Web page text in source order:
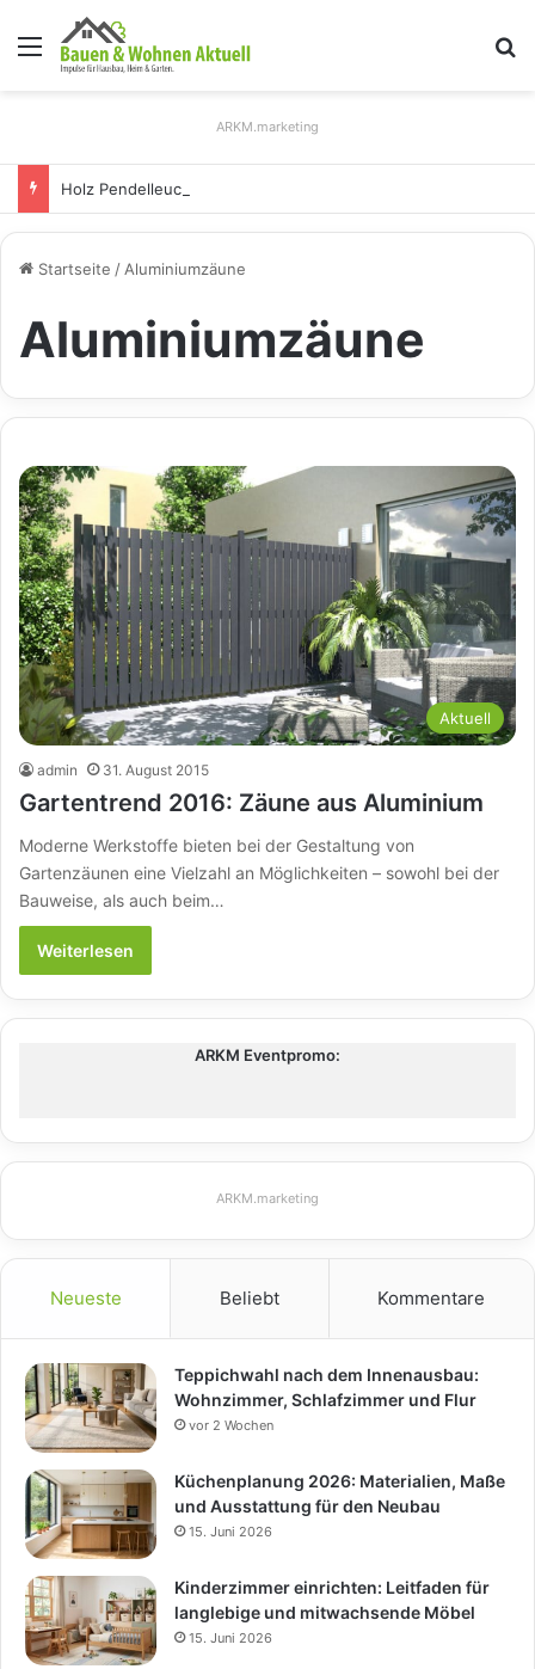
Menü
ARKM.marketing
Startseite / Aluminiumzäune
Aluminiumzäune
Aktuell
admin 31. August 2015
Gartentrend 2016: Zäune aus Aluminium
Moderne Werkstoffe bieten bei der Gestaltung von
Gartenzäunen eine Vielzahl an Möglichkeiten – sowohl bei der
Bauweise, als auch beim…
Weiterlesen
ARKM Eventpromo:
ARKM.marketing
Neueste Beliebt Kommentare
Teppichwahl nach dem Innenausbau:
Wohnzimmer, Schlafzimmer und Flur
vor 2 Wochen
Küchenplanung 2026: Materialien, Maße
und Ausstattung für den Neubau
15. Juni 2026
Kinderzimmer einrichten: Leitfaden für
langlebige und mitwachsende Möbel
15. Juni 2026